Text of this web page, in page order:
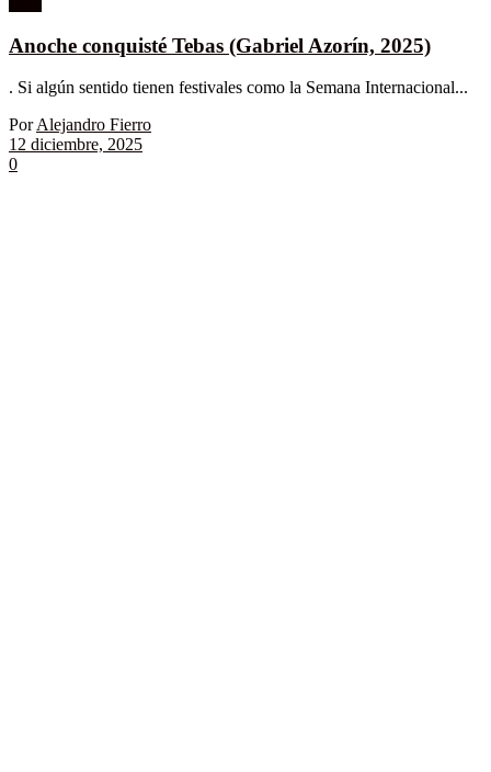
Anoche conquisté Tebas (Gabriel Azorín, 2025)
. Si algún sentido tienen festivales como la Semana Internacional...
Por Alejandro Fierro
12 diciembre, 2025
0